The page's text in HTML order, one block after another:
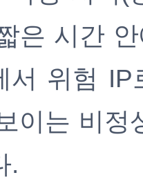
은 시간
서 위험
이는 비정
.